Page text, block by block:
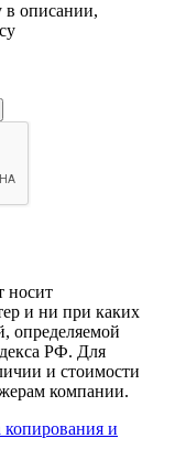
в описании,
носит
и ни при каких
определяемой
РФ. Для
и стоимости
компании.
и